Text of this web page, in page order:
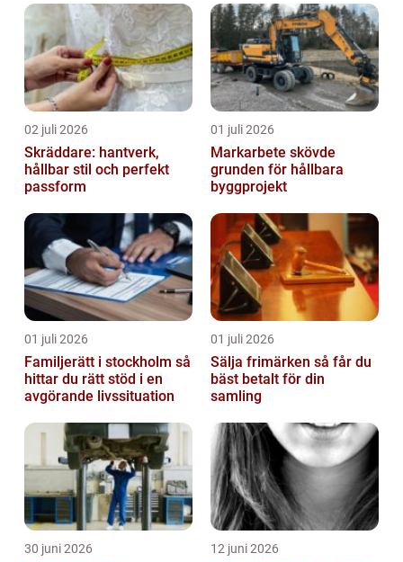
02 juli 2026
Skräddare: hantverk,
hållbar stil och perfekt
passform
01 juli 2026
Markarbete skövde
grunden för hållbara
byggprojekt
01 juli 2026
Familjerätt i stockholm så
hittar du rätt stöd i en
avgörande livssituation
01 juli 2026
Sälja frimärken så får du
bäst betalt för din
samling
30 juni 2026 12 juni 2026